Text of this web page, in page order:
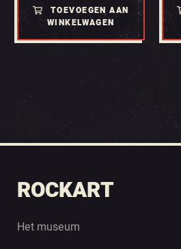
TOEVOEGEN AAN
WINKELWAGEN
ROCKART
Het museum